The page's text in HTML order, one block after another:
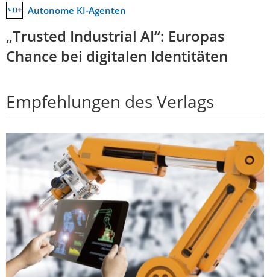
Autonome KI-Agenten
„Trusted Industrial AI“: Europas
Chance bei digitalen Identitäten
Empfehlungen des Verlags